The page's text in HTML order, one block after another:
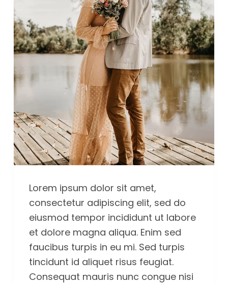
Lorem ipsum dolor sit amet,
consectetur adipiscing elit, sed do
eiusmod tempor incididunt ut labore
et dolore magna aliqua. Enim sed
faucibus turpis in eu mi. Sed turpis
tincidunt id aliquet risus feugiat.
Consequat mauris nunc congue nisi